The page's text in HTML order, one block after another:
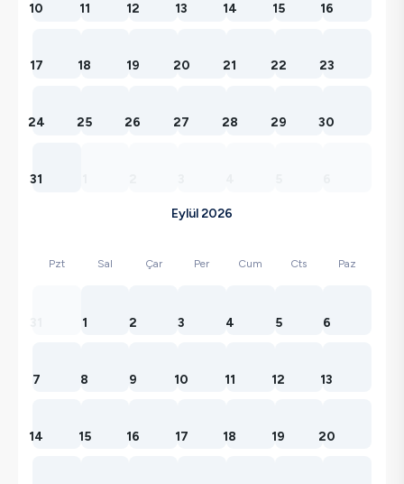
10 11 12 13 14 15 16
17 18 19 20 21 22 23
24 25 26 27 28 29 30
31
Eylül 2026
Pzt Sal Çar Per Cum Cts Paz
1 2 3 4 5 6
7 8 9 10 11 12 13
14 15 16 17 18 19 20